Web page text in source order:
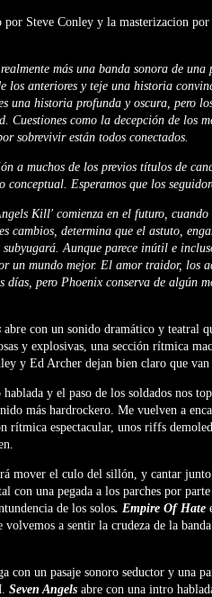
por Steve Conley y la masterizacion
más una banda sonora de
los anteriores y teje una historia
una historia profunda y oscura, pero
Cuestiones como la decepción de los
sobrevivir están todos conectados.
a muchos de los previos títulos de
conceptual. Esperamos que los
Kill' comienza en el futuro,
cambios, determina que el astuto,
Aunque parece inútil e
un mundo mejor. El amor traidor, los
días, pero Phoenix conserva de algún
abre con un sonido dramático y teatral
y explosivas, una sección rítmica
y Ed Archer dejan bien claro que van
y el paso de los soldados nos
más hardrockero. Me vuelven a
rítmica espectacular, unos riffs
mover el culo del sillón, y cantar
con una pegada a los parches por
de los solos. Empire Of Hate
volvemos a sentir la crudeza de la
con un pasaje sonoro seductor y una
Seven Angels abre con una intro